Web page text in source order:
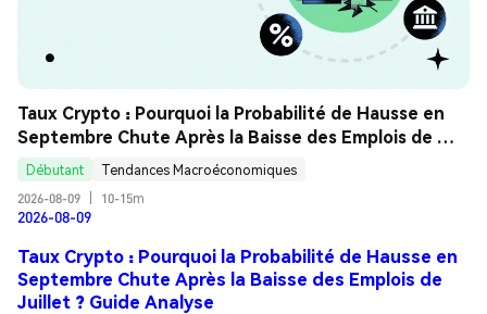
Taux Crypto : Pourquoi la Probabilité de Hausse en
Septembre Chute Après la Baisse des Emplois de
Juillet ? Guide Analyse
Débutant
Tendances Macroéconomiques
2026-08-09
10-15m
2026-08-09
Taux Crypto : Pourquoi la Probabilité de Hausse en
Septembre Chute Après la Baisse des Emplois de
Juillet ? Guide Analyse